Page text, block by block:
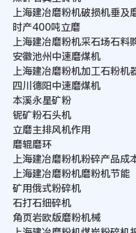
上海建冶磨粉机破损机垂及
时产400吨立磨
上海建冶磨粉机采石场石料
安徽池州中速磨煤机
上海建冶磨粉机加工石粉机
四川德阳中速磨煤机
本溪永星矿粉
铌矿粉石头机
立磨主排风机作用
磨辊磨环
上海建冶磨粉机粉碎产品成
上海建冶磨粉机磨粉机节能
矿用俄式粉碎机
石打石细碎机
角页岩欧版磨粉机械